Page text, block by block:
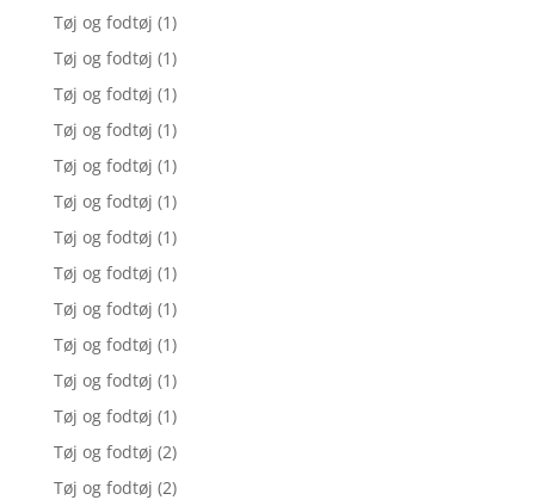
Tøj og fodtøj (1)
Tøj og fodtøj (1)
Tøj og fodtøj (1)
Tøj og fodtøj (1)
Tøj og fodtøj (1)
Tøj og fodtøj (1)
Tøj og fodtøj (1)
Tøj og fodtøj (1)
Tøj og fodtøj (1)
Tøj og fodtøj (1)
Tøj og fodtøj (1)
Tøj og fodtøj (1)
Tøj og fodtøj (2)
Tøj og fodtøj (2)